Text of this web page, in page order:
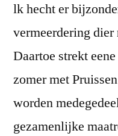
lk hecht er
vermeerdering dier
Daartoe strekt
zomer met
worden
gezamenlijke